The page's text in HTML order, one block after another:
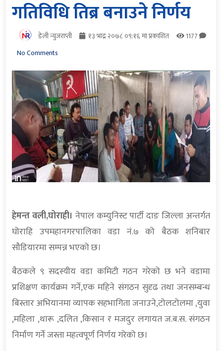
गतिविधि तिब्र बनाउने निर्णय
डेली न्युजराप्ती १३ भाद्र २०७८ ०९:१६ मा प्रकाशित
1177
No Comments
हेमन्त वली,घोराही। नेपाल कम्युनिस्ट पार्टी दाङ जिल्ला अन्तर्गत
घोराहि उपमहानगरपालिका वडा नं.७ को बैठक शनिबार
सौडियारमा सम्पन्न भएको छ।
बैठकले ९ सदस्यीय वडा कमिटी गठन गरेको छ भने वडामा
प्रशिक्षण कार्यक्रम गर्ने,एक महिने संगठन सुदृढ तथा जनसम्बन्ध
बिस्तार अभियानमा व्यापक सहभागिता जनाउने,टोलटोलमा ,युवा
,महिला ,थारू ,दलित ,किसान र मजदुर लगायत ज.ब.स. संगठन
निर्माण गर्ने जस्ता महत्वपूर्ण निर्णय गरेको छ।